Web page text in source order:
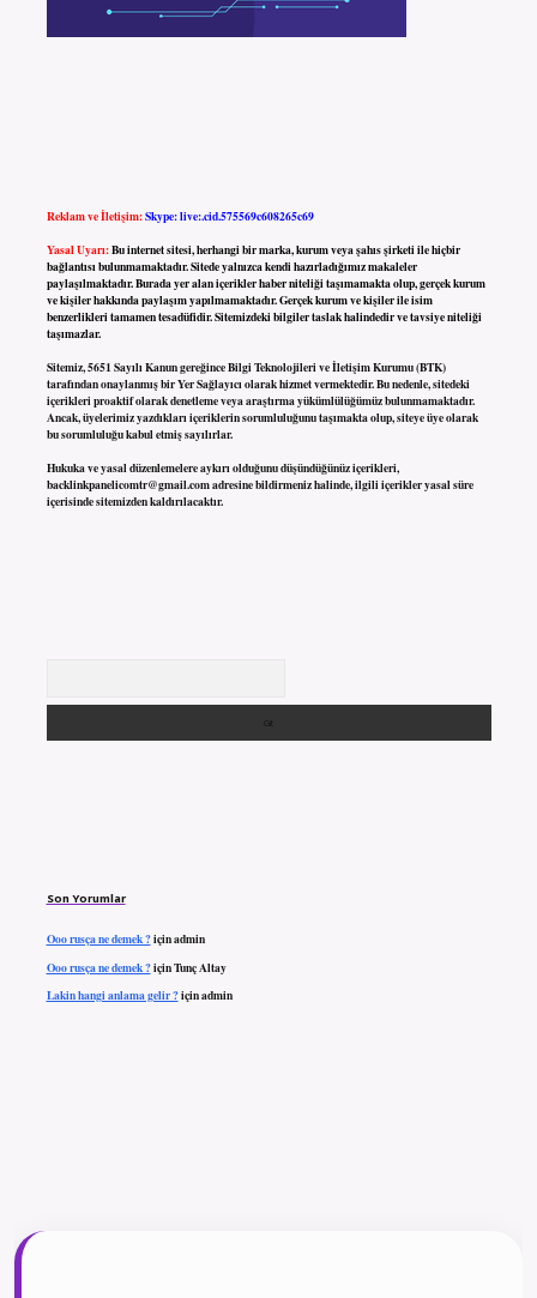
Reklam ve İletişim:Skype: live:.cid.575569c608265c69
Yasal Uyarı:Bu internet sitesi, herhangi bir marka, kurum veya şahıs şirketi ile hiçbir
bağlantısı bulunmamaktadır. Sitede yalnızca kendi hazırladığımız makaleler
paylaşılmaktadır. Burada yer alan içerikler haber niteliği taşımamakta olup, gerçek kurum
ve kişiler hakkında paylaşım yapılmamaktadır. Gerçek kurum ve kişiler ile isim
benzerlikleri tamamen tesadüfidir. Sitemizdeki bilgiler taslak halindedir ve tavsiye niteliği
taşımazlar.
Sitemiz, 5651 Sayılı Kanun gereğince Bilgi Teknolojileri ve İletişim Kurumu (BTK)
tarafından onaylanmış bir Yer Sağlayıcı olarak hizmet vermektedir. Bu nedenle, sitedeki
içerikleri proaktif olarak denetleme veya araştırma yükümlülüğümüz bulunmamaktadır.
Ancak, üyelerimiz yazdıkları içeriklerin sorumluluğunu taşımakta olup, siteye üye olarak
bu sorumluluğu kabul etmiş sayılırlar.
Hukuka ve yasal düzenlemelere aykırı olduğunu düşündüğünüz içerikleri,
backlinkpanelicomtr@gmail.comadresine bildirmeniz halinde, ilgili içerikler yasal süre
içerisinde sitemizden kaldırılacaktır.
Son Yorumlar
Ooo rusça ne demek ?içinadmin
Ooo rusça ne demek ?içinTunç Altay
Lakin hangi anlama gelir ?içinadmin